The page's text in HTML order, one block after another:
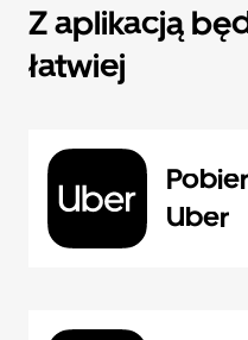
Z aplikacją
łatwiej
Uber